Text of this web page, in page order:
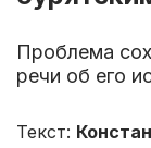
Проблема
речи об его
Текст: